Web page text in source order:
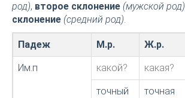
род), второе склонение (мужской род)
склонение (средний род).
Падеж М.р. Ж.р.
Им.п какой? какая?
точный точная